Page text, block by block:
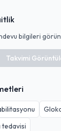
bilgileri
Takvimi
tedavisi